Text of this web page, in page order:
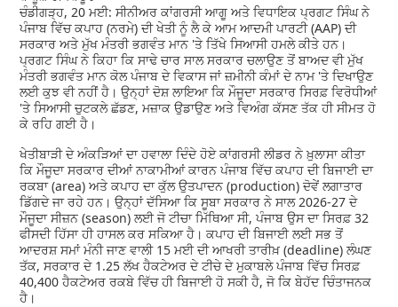
ਚੰਡੀਗੜ੍ਹ, 20 ਮਈ: ਸੀਨੀਅਰ ਕਾਂਗਰਸੀ ਆਗੂ ਅਤੇ ਵਿਧਾਇਕ ਪ੍ਰਗਟ ਸਿੰਘ ਨੇ
ਪੰਜਾਬ ਵਿੱਚ ਕਪਾਹ (ਨਰਮੇ) ਦੀ ਖੇਤੀ ਨੂੰ ਲੈ ਕੇ ਆਮ ਆਦਮੀ ਪਾਰਟੀ (AAP) ਦੀ
ਸਰਕਾਰ ਅਤੇ ਮੁੱਖ ਮੰਤਰੀ ਭਗਵੰਤ ਮਾਨ 'ਤੇ ਤਿੱਖੇ ਸਿਆਸੀ ਹਮਲੇ ਕੀਤੇ ਹਨ।
ਪ੍ਰਗਟ ਸਿੰਘ ਨੇ ਕਿਹਾ ਕਿ ਸਾਢੇ ਚਾਰ ਸਾਲ ਸਰਕਾਰ ਚਲਾਉਣ ਤੋਂ ਬਾਅਦ ਵੀ ਮੁੱਖ
ਮੰਤਰੀ ਭਗਵੰਤ ਮਾਨ ਕੋਲ ਪੰਜਾਬ ਦੇ ਵਿਕਾਸ ਜਾਂ ਜ਼ਮੀਨੀ ਕੰਮਾਂ ਦੇ ਨਾਮ 'ਤੇ ਦਿਖਾਉਣ
ਲਈ ਕੁਝ ਵੀ ਨਹੀਂ ਹੈ। ਉਨ੍ਹਾਂ ਦੋਸ਼ ਲਾਇਆ ਕਿ ਮੌਜੂਦਾ ਸਰਕਾਰ ਸਿਰਫ਼ ਵਿਰੋਧੀਆਂ
'ਤੇ ਸਿਆਸੀ ਚੁਟਕਲੇ ਛੱਡਣ, ਮਜ਼ਾਕ ਉਡਾਉਣ ਅਤੇ ਵਿਅੰਗ ਕੱਸਣ ਤੱਕ ਹੀ ਸੀਮਤ ਹੋ
ਕੇ ਰਹਿ ਗਈ ਹੈ।
ਖੇਤੀਬਾੜੀ ਦੇ ਅੰਕੜਿਆਂ ਦਾ ਹਵਾਲਾ ਦਿੰਦੇ ਹੋਏ ਕਾਂਗਰਸੀ ਲੀਡਰ ਨੇ ਖ਼ੁਲਾਸਾ ਕੀਤਾ
ਕਿ ਮੌਜੂਦਾ ਸਰਕਾਰ ਦੀਆਂ ਨਾਕਾਮੀਆਂ ਕਾਰਨ ਪੰਜਾਬ ਵਿੱਚ ਕਪਾਹ ਦੀ ਬਿਜਾਈ ਦਾ
ਰਕਬਾ (area) ਅਤੇ ਕਪਾਹ ਦਾ ਕੁੱਲ ਉਤਪਾਦਨ (production) ਦੋਵੇਂ ਲਗਾਤਾਰ
ਡਿੱਗਦੇ ਜਾ ਰਹੇ ਹਨ। ਉਨ੍ਹਾਂ ਦੱਸਿਆ ਕਿ ਸੂਬਾ ਸਰਕਾਰ ਨੇ ਸਾਲ 2026-27 ਦੇ
ਮੌਜੂਦਾ ਸੀਜ਼ਨ (season) ਲਈ ਜੋ ਟੀਚਾ ਮਿੱਥਿਆ ਸੀ, ਪੰਜਾਬ ਉਸ ਦਾ ਸਿਰਫ਼ 32
ਫੀਸਦੀ ਹਿੱਸਾ ਹੀ ਹਾਸਲ ਕਰ ਸਕਿਆ ਹੈ। ਕਪਾਹ ਦੀ ਬਿਜਾਈ ਲਈ ਸਭ ਤੋਂ
ਆਦਰਸ਼ ਸਮਾਂ ਮੰਨੀ ਜਾਣ ਵਾਲੀ 15 ਮਈ ਦੀ ਆਖਰੀ ਤਾਰੀਖ਼ (deadline) ਲੰਘਣ
ਤੱਕ, ਸਰਕਾਰ ਦੇ 1.25 ਲੱਖ ਹੈਕਟੇਅਰ ਦੇ ਟੀਚੇ ਦੇ ਮੁਕਾਬਲੇ ਪੰਜਾਬ ਵਿੱਚ ਸਿਰਫ਼
40,400 ਹੈਕਟੇਅਰ ਰਕਬੇ ਵਿੱਚ ਹੀ ਬਿਜਾਈ ਹੋ ਸਕੀ ਹੈ, ਜੋ ਕਿ ਬੇਹੱਦ ਚਿੰਤਾਜਨਕ
ਹੈ।